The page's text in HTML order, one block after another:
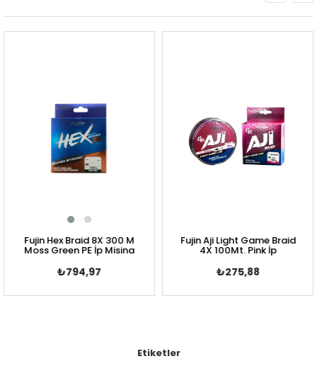
Hex Braid 8X 300 M
Green PE İp Misina
₺794,97
Fujin Aji Light Game Braid
4X 100Mt. Pink İp
₺275,88
Etiketler